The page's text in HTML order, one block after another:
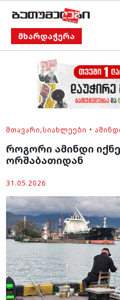
მხარდაჭერა
ᲛᲗᲐᲕᲐᲠᲘ,ᲡᲘᲐᲮᲚᲔᲔᲑᲘ •
როგორი ამინდი
ორშაბათიდან
31.05.2026